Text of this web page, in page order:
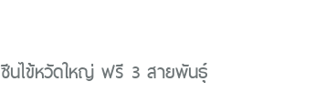
นไข้หวัดใหญ่ ฟรี 3 สายพันธ์ุ